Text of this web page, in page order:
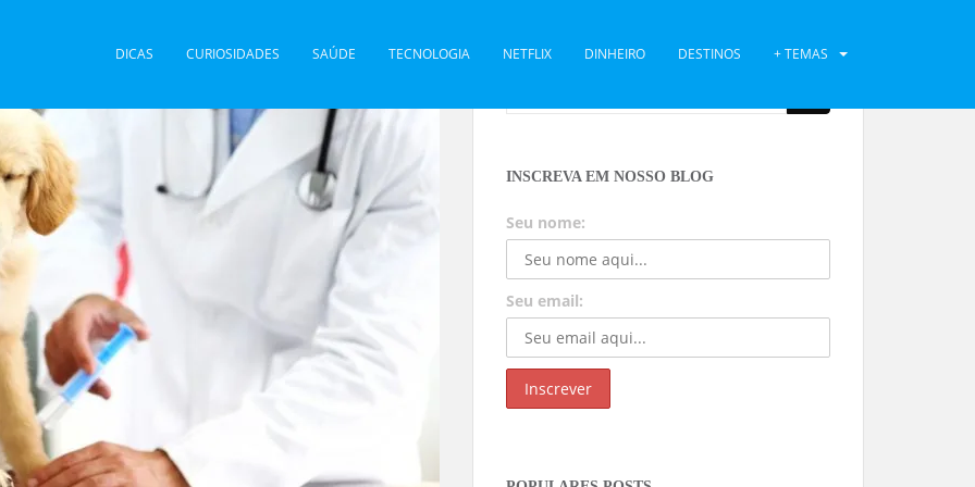
DICAS CURIOSIDADES SAÚDE TECNOLOGIA NETFLIX DINHEIRO DESTINOS + TEMAS
INSCREVA EM NOSSO BLOG
Seu nome:
Seu email: